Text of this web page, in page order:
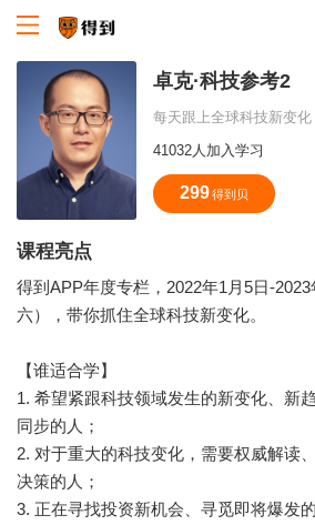
卓克·科技参考2
每天跟上全球科技新变化
41032人加入学习
299 得到贝
课程亮点
得到APP年度专栏，2022年1月5日-
六），带你抓住全球科技新变化。
【谁适合学】
1. 希望紧跟科技领域发生的新变化、新
同步的人；
2. 对于重大的科技变化，需要权威解读
决策的人；
3. 正在寻找投资新机会、寻觅即将爆发